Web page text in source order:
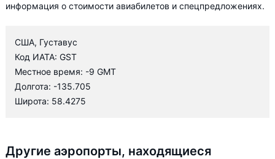
информация о стоимости авиабилетов и спецпредложениях.
США, Густавус
Код ИАТА: GST
Местное время: -9 GMT
Долгота: -135.705
Широта: 58.4275
Другие аэропорты, находящиеся